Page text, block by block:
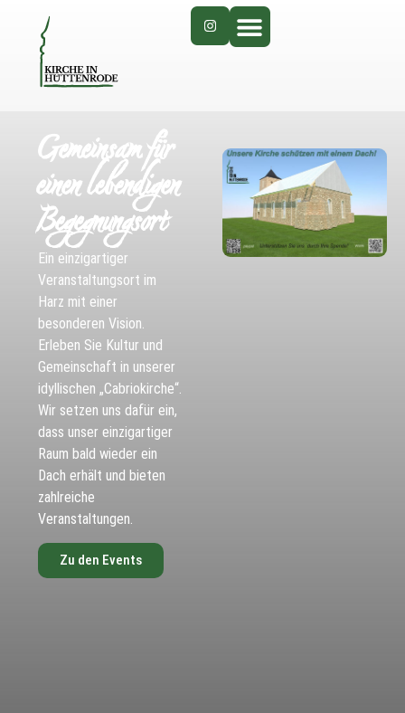
Gemeinsam für
einen lebendigen
Begegnungsort
Ein einzigartiger
Veranstaltungsort im
Harz mit einer
besonderen Vision.
Erleben Sie Kultur und
Gemeinschaft in unserer
idyllischen „Cabriokirche“.
Wir setzen uns dafür ein,
dass unser einzigartiger
Raum bald wieder ein
Dach erhält und bieten
zahlreiche
Veranstaltungen.
Zu den Events